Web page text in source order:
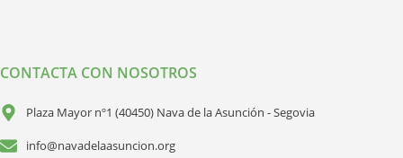
CONTACTA CON NOSOTROS
Plaza Mayor nº1 (40450) Nava de la Asunción - Segovia
info@navadelaasuncion.org